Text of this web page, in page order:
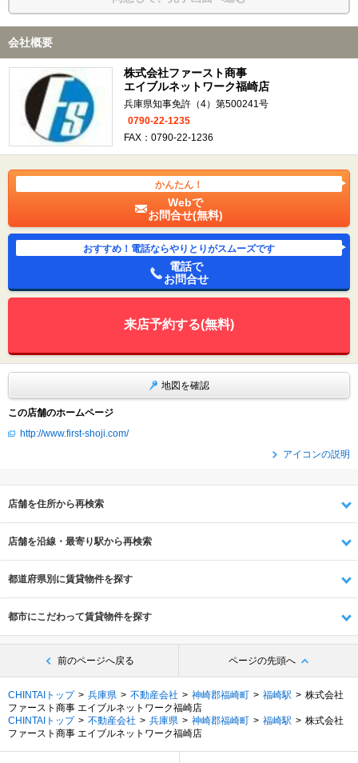
会社概要
株式会社ファースト商事
エイブルネットワーク福崎店
兵庫県知事免許（4）第500241号
0790-22-1235
FAX：0790-22-1236
かんたん！
Webで
お問合せ(無料)
おすすめ！電話ならやりとりがスムーズです
電話で
お問合せ
来店予約する(無料)
地図を確認
この店舗のホームページ
http://www.first-shoji.com/
アイコンの説明
店舗を住所から再検索
店舗を沿線・最寄り駅から再検索
都道府県別に賃貸物件を探す
都市にこだわって賃貸物件を探す
前のページへ戻る ページの先頭へ
CHINTAIトップ 兵庫県 不動産会社 神崎郡福崎町 福崎駅
株式会社
ファースト商事 エイブルネットワーク福崎店
CHINTAIトップ
不動産会社 兵庫県 神崎郡福崎町 福崎駅
株式会社
ファースト商事 エイブルネットワーク福崎店